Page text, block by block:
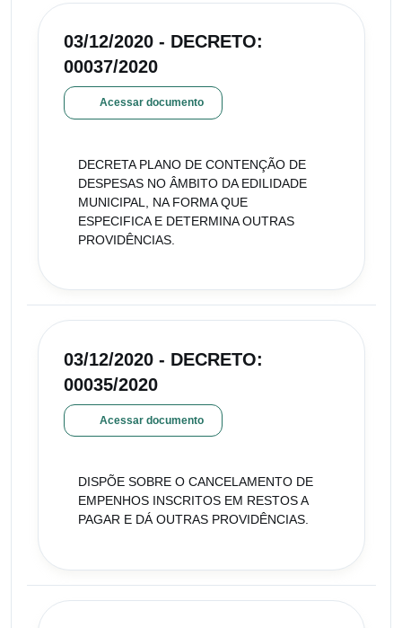
03/12/2020 - DECRETO:
00037/2020
Acessar documento
DECRETA PLANO DE CONTENÇÃO DE
DESPESAS NO ÂMBITO DA EDILIDADE
MUNICIPAL, NA FORMA QUE
ESPECIFICA E DETERMINA OUTRAS
PROVIDÊNCIAS.
03/12/2020 - DECRETO:
00035/2020
Acessar documento
DISPÕE SOBRE O CANCELAMENTO DE
EMPENHOS INSCRITOS EM RESTOS A
PAGAR E DÁ OUTRAS PROVIDÊNCIAS.